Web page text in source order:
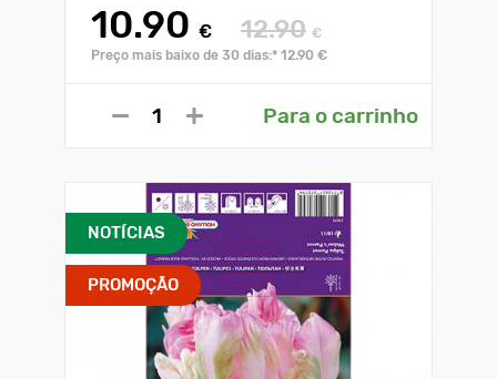
10.90 € 12.90 €
Preço mais baixo de 30 dias:* 12.90 €
Para o carrinho
NOTÍCIAS
PROMOÇÃO